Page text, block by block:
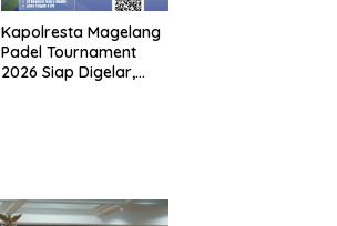
Kapolresta Magelang
Padel Tournament
2026 Siap Digelar,